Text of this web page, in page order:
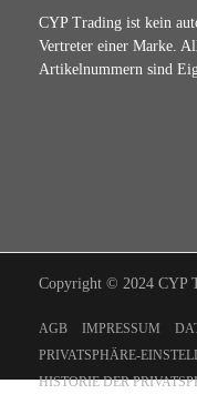
CYP Trading ist kein
Vertreter einer Marke.
Artikelnummern sind
Copyright © 2024 CYP
AGB IMPRESSUM
PRIVATSPHÄRE-
HISTORIE DER